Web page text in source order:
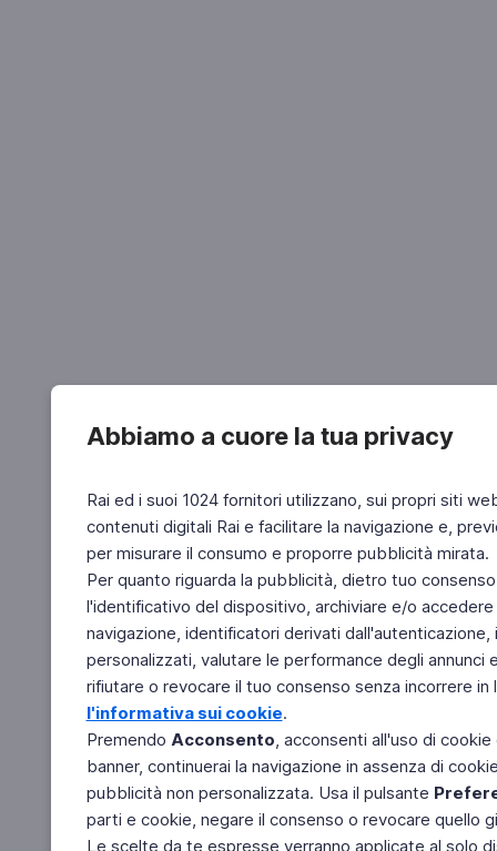
Abbiamo a cuore la tua privacy
Rai ed i suoi 1024 fornitori utilizzano, sui propri siti
contenuti digitali Rai e facilitare la navigazione e,
per misurare il consumo e proporre pubblicità mirata.
Per quanto riguarda la pubblicità, dietro tuo
l'identificativo del dispositivo, archiviare e/o
navigazione, identificatori derivati
personalizzati, valutare le performance degli
rifiutare o revocare il tuo consenso senza incorrere
l'informativa sui cookie.
Premendo Acconsento, acconsenti all'uso di
banner, continuerai la navigazione in assenza di
pubblicità non personalizzata. Usa il pulsante
parti e cookie, negare il consenso o revocare quello
Le scelte da te espresse verranno applicate al solo